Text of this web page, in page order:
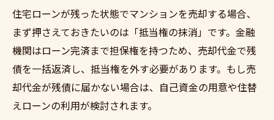
アヴニプレッセが提案する高額査定のポイ
ント
住替え成功のために押さえるべき査定基準
マンションからの住替えと高額販売の実践
ノウハウ
住替え時に住宅ローン問題を乗り越えるポイン
住宅ローンが残った状態でマンションを売却する場合、
まず押さえておきたいのは「抵当権の抹消」です。金融
機関はローン完済まで担保権を持つため、売却代金で残
債を一括返済し、抵当権を外す必要があります。もし売
却代金が残債に届かない場合は、自己資金の用意や住替
えローンの利用が検討されます。